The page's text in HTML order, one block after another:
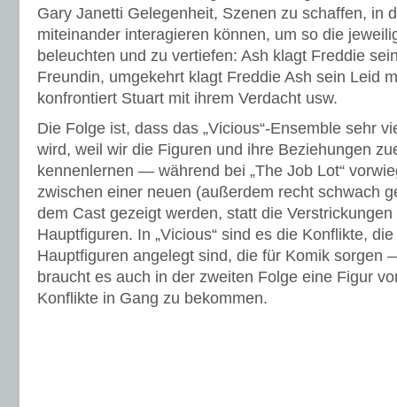
Gary Janetti Gelegenheit, Szenen zu schaffen, in
miteinander interagieren können, um so die
beleuchten und zu vertiefen: Ash klagt Freddie
Freundin, umgekehrt klagt Freddie Ash sein Leid
konfrontiert Stuart mit ihrem Verdacht usw.
Die Folge ist, dass das „Vicious“-Ensemble sehr
wird, weil wir die Figuren und ihre Beziehungen
kennenlernen — während bei „The Job Lot“
zwischen einer neuen (außerdem recht schwach
dem Cast gezeigt werden, statt die
Hauptfiguren. In „Vicious“ sind es die Konflikte,
Hauptfiguren angelegt sind, die für Komik sorgen
braucht es auch in der zweiten Folge eine Figur
Konflikte in Gang zu bekommen.